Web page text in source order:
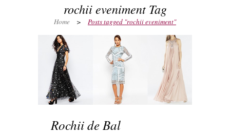
rochii eveniment Tag
Home > Posts tagged "rochii eveniment"
Rochii de Bal